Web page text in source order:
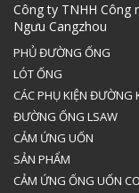
Công ty TNHH Công
Ngưu Cangzhou
PHỦ ĐƯỜNG ỐNG
LÓT ỐNG
CÁC PHỤ KIỆN ĐƯỜNG
ĐƯỜNG ỐNG LSAW
CẢM ỨNG UỐN
SẢN PHẨM
CẢM ỨNG ỐNG UỐN